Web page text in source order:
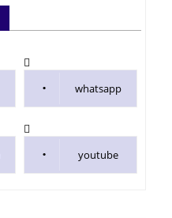
whatsapp
youtube